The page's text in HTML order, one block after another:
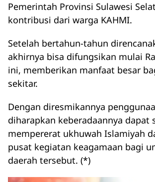
Pemerintah Provinsi Sulawesi
kontribusi dari warga KAHMI.
Setelah bertahun-tahun
akhirnya bisa difungsikan mulai
ini, memberikan manfaat besar
sekitar.
Dengan diresmikannya
diharapkan keberadaannya dapat
mempererat ukhuwah Islamiyah
pusat kegiatan keagamaan bagi
daerah tersebut. (*)